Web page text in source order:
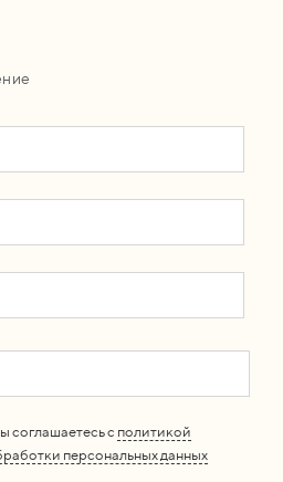
соглашаетесь с политикой
персональных данных